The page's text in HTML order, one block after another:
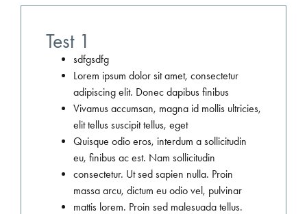
Test 1
sdfgsdfg
Lorem ipsum dolor sit amet, consectetur
adipiscing elit. Donec dapibus finibus
Vivamus accumsan, magna id mollis ultricies,
elit tellus suscipit tellus, eget
Quisque odio eros, interdum a sollicitudin
eu, finibus ac est. Nam sollicitudin
consectetur. Ut sed sapien nulla. Proin
massa arcu, dictum eu odio vel, pulvinar
mattis lorem. Proin sed malesuada tellus.